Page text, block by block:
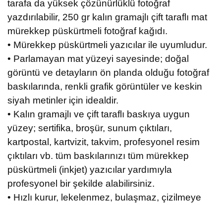
tarafa da yüksek çözünürlüklü fotoğraf
yazdırılabilir, 250 gr kalın gramajlı çift taraflı mat
mürekkep püskürtmeli fotoğraf kağıdı.
• Mürekkep püskürtmeli yazıcılar ile uyumludur.
• Parlamayan mat yüzeyi sayesinde; doğal
görüntü ve detayların ön planda olduğu fotoğraf
baskılarında, renkli grafik görüntüler ve keskin
siyah metinler için idealdir.
• Kalın gramajlı ve çift taraflı baskıya uygun
yüzey; sertifika, broşür, sunum çıktıları,
kartpostal, kartvizit, takvim, profesyonel resim
çıktıları vb. tüm baskılarınızı tüm mürekkep
püskürtmeli (inkjet) yazıcılar yardımıyla
profesyonel bir şekilde alabilirsiniz.
• Hızlı kurur, lekelenmez, bulaşmaz, çizilmeye